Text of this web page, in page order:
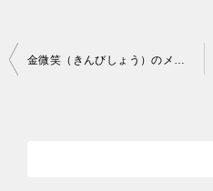
投
金微笑（きんびしょう）のメリットとデメリットの解決策